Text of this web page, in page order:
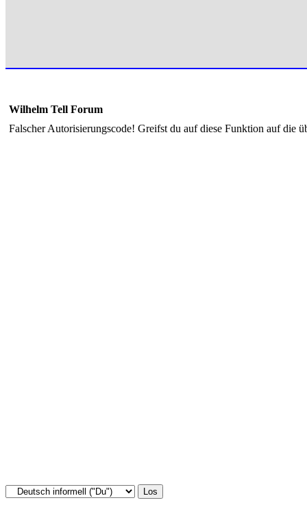
Wilhelm Tell Forum
Falscher Autorisierungscode! Greifst du auf diese Funktion auf die